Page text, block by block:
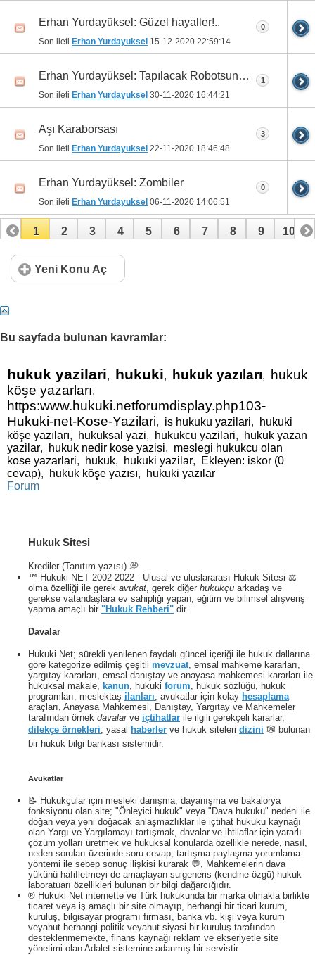
Erhan Yurdayüksel: Güzel hayaller!..
Son ileti Erhan Yurdayuksel 15-12-2020 22:59:14
0
Erhan Yurdayüksel: Tapılacak Robotsun…
Son ileti Erhan Yurdayuksel 30-11-2020 16:44:21
1
Aşı Karaborsası
Son ileti Erhan Yurdayuksel 22-11-2020 18:46:48
3
Erhan Yurdayüksel: Zombiler
Son ileti Erhan Yurdayuksel 06-11-2020 14:06:51
0
1 2 3 4 5 6 7 8 9 10
11 12 13 14
Yeni Konu Aç
Bu sayfada bulunan kavramlar:
hukuk yazilari, hukuki, hukuk yazıları,
hukuk
köşe yazarları,
https:www.hukuki.netforumdisplay.php103-
Hukuki-net-Kose-Yazilari, is hukuku yazilari,
hukuki
köşe yazıları, hukuksal yazi, hukukcu yazilari,
hukuk yazan
yazilar, hukuk nedir kose yazisi, meslegi hukukcu olan
kose yazarlari, hukuk, hukuki yazilar,
Ekleyen: iskor (0
cevap), hukuk köşe yazısı,
hukuki yazılar
Forum
Hukuk Sitesi
Krediler (Tanıtım yazısı) 💭
™ Hukuki NET 2002-2022 - Ulusal ve uluslararası Hukuk Sitesi ⚖️
olma özelliği ile gerek avukat , gerek diğer hukukçu arkadaş ve
gerekse vatandaşlara ev sahipliği yapan, eğitim ve bilimsel alışveriş
yapma amaçlı bir "Hukuk Rehberi" dir.
Davalar
Hukuki Net; sürekli yenilenen faydalı güncel içeriği ile hukuk dallarına
göre kategorize edilmiş çeşitli mevzuat, emsal mahkeme kararları,
yargıtay kararları, emsal danıştay ve anayasa mahkemesi kararları ile
hukuksal makale, kanun, hukuki forum, hukuk sözlüğü, hukuk
programları, meslektaş ilanları, avukatlar için kolay hesaplama
araçları, Anayasa Mahkemesi, Danıştay, Yargıtay ve Mahkemeler
tarafından örnek davalarve içtihatlar ile ilgili gerekçeli kararlar,
dilekçe örnekleri, yasal haberler ve hukuk siteleri dizini 🕸 bulunan
bir hukuk bilgi bankası sistemidir.
Avukatlar
📝 Hukukçular için mesleki danışma, dayanışma ve bakalorya
fonksiyonu olan site; "Önleyici hukuk" veya "Dava hukuku" nedeni ile
doğan veya yeni doğacak anlaşmazlıklar ile içtihat hukuku kaynağı
olan Yargı ve Yargılamayı tartışmak, davalar ve ihtilaflar için yararlı
çözüm yolları üretmek ve hukuksal konularda özellikle nerede, nasıl,
neden soruları üzerinde soru cevap, tartışma paylaşma yorumlama
yöntemi ile sebep sonuç ilişkisi kurarak 💬, Mahkemelerin dava
yükünü hafifletmeyi de amaçlayan suigeneris (kendine özgü) hukuk
laboratuarı özellikleri bulunan bir bilgi dağarcığıdır.
® Hukuki Net internette ve Türk hukukunda bir marka olmakla birlikte
ticaret veya iş amaçlı bir site olmayıp, herhangi bir ticari kurum,
kuruluş, bilgisayar programı firması, banka vb. kişi veya kurum
veyahut herhangi politik veyahut siyasi bir kuruluş tarafından
desteklenmemekte, finans kaynağı reklam ve ekseriyetle site
yönetimi olan Adalet sistemine adanmış bir servistir.